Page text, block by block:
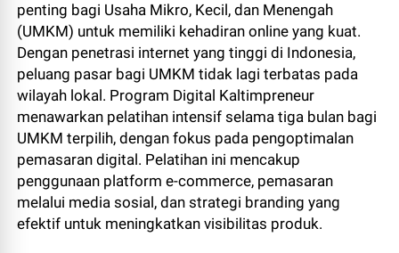
penting bagi Usaha Mikro, Kecil, dan Menengah
(UMKM) untuk memiliki kehadiran online yang kuat.
Dengan penetrasi internet yang tinggi di Indonesia,
peluang pasar bagi UMKM tidak lagi terbatas pada
wilayah lokal. Program Digital Kaltimpreneur
menawarkan pelatihan intensif selama tiga bulan bagi
UMKM terpilih, dengan fokus pada pengoptimalan
pemasaran digital. Pelatihan ini mencakup
penggunaan platform e-commerce, pemasaran
melalui media sosial, dan strategi branding yang
efektif untuk meningkatkan visibilitas produk.